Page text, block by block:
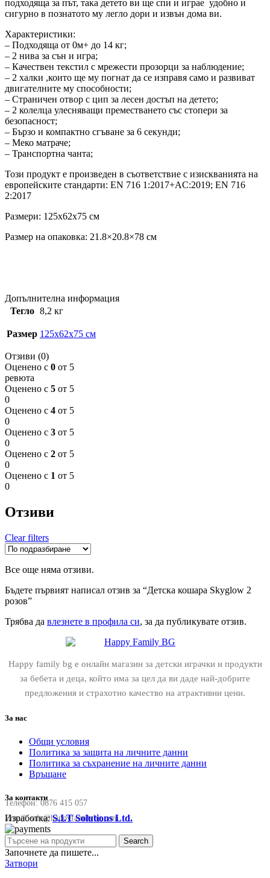
подходяща за път, така детето ви ще спи и играе удобно и
сигурно в познатото му легло дори и извън дома ви.
Характеристики:
– Подходяща от 0м+ до 14 кг;
– 2 нива за сън и игра;
– Качествен текстил с мрежести прозорци за наблюдение;
– 2 халки ,които ще му погнат да се изправя само и развиват
двигателните му способности;
– Страничен отвор с цип за лесен достъп на детето;
– 2 колелца улесняващи преместването със стопери за
безопасност;
– Бързо и компактно сгъване за 6 секунди;
– Меко матраче;
– Транспортна чанта;
Този продукт е произведен в съответствие с изискванията на
европейските стандарти: ЕN 716 1:2017+AC:2019; EN 716
2:2017
Размери: 125x62x75 см
Размер на опаковка: 21.8×20.8×78 см
Допълнителна информация
Тегло 8,2 кг
Размер 125x62x75 см
Отзиви (0)
Оценено с 0 от 5
ревюта
Оценено с 5 от 5
0
Оценено с 4 от 5
0
Оценено с 3 от 5
0
Оценено с 2 от 5
0
Оценено с 1 от 5
0
Отзиви
Clear filters
Все още няма отзиви.
Бъдете първият написал отзив за “Детска кошара Skyglow 2
розов”
Трябва да влезнете в профила си, за да публикувате отзив.
Happy family bg е онлайн магазин за детски играчки и продукти
за бебета и деца, който има за цел да ви даде най-добрите
предложения и страхотно качество на атрактивни цени.
За нас
Общи условия
Политика за защита на личните данни
Политика за съхранение на личните данни
Връщане
За контакти
Телефон:0876 415 057
Email:sale@happyfamilybg.com
Изработка:S.I.T Solutions Ltd.
Search
Започнете да пишете...
Затвори